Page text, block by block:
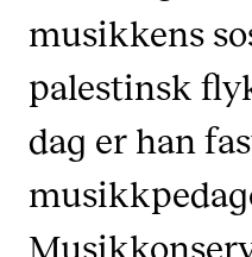
Digitale ressurser for
Studentenes
FORSKNING OG
Om FoU på NMH
musikkens
palestinsk
dag er han